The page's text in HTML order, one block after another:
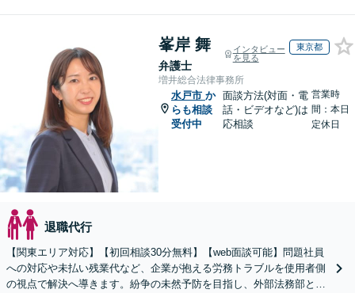
峯岸 舞
弁護士
インタビュー
を見る
東京都
増井総合法律事務所
水戸市 か
らも相談
受付中
面談方法(対面・電
話・ビデオなど)は
応相談
営業時
間：本日
定休日
退職代行
【関東エリア対応】【初回相談30分無料】【web面談可能】問題社員
への対応や未払い残業代など、企業が抱える労務トラブルを使用者側
の視点で解決へ導きます。紛争の未然予防を目指し、外部法務部とし